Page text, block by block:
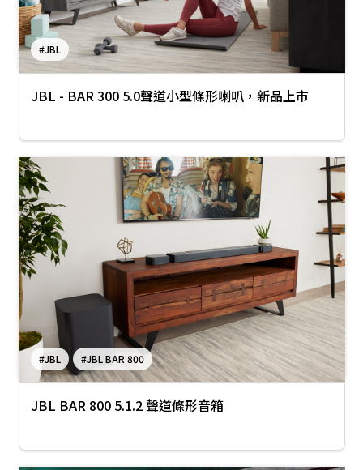
#JBL
JBL - BAR 300 5.0聲道小型條形喇叭，新品上市
#JBL #JBL BAR 800
JBL BAR 800 5.1.2 聲道條形音箱